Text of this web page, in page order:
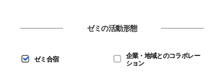
ゼミの活動形態
ゼミ合宿
企業・地域とのコラボレー
ション